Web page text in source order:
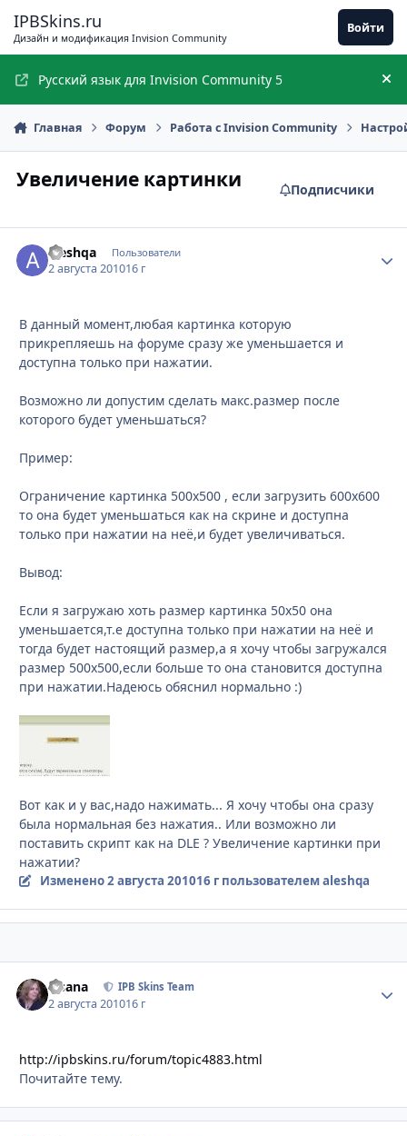
IPBSkins.ru
Дизайн и модификация Invision Community
Войти
Русский язык для Invision Community 5
Главная Форум Работа с Invision Community
Увеличение картинки Подписчики
aleshqa Пользователи
2 августа 201016 г
В данный момент,любая картинка которую
прикрепляешь на форуме сразу же уменьшается и
доступна только при нажатии.
Возможно ли допустим сделать макс.размер после
которого будет уменьшаться?
Пример:
Ограничение картинка 500х500 , если загрузить 600х600
то она будет уменьшаться как на скрине и доступна
только при нажатии на неё,и будет увеличиваться.
Вывод:
Если я загружаю хоть размер картинка 50х50 она
уменьшается,т.е доступна только при нажатии на неё и
тогда будет настоящий размер,а я хочу чтобы загружался
размер 500х500,если больше то она становится доступна
при нажатии.Надеюсь обяснил нормально :)
Вот как и у вас,надо нажимать... Я хочу чтобы она сразу
была нормальная без нажатия.. Или возможно ли
поставить скрипт как на DLE ? Увеличение картинки при
нажатии?
Изменено2 августа 201016 гпользователем aleshqa
Fisana IPB Skins Team
2 августа 201016 г
http://ipbskins.ru/forum/topic4883.html
Почитайте тему.